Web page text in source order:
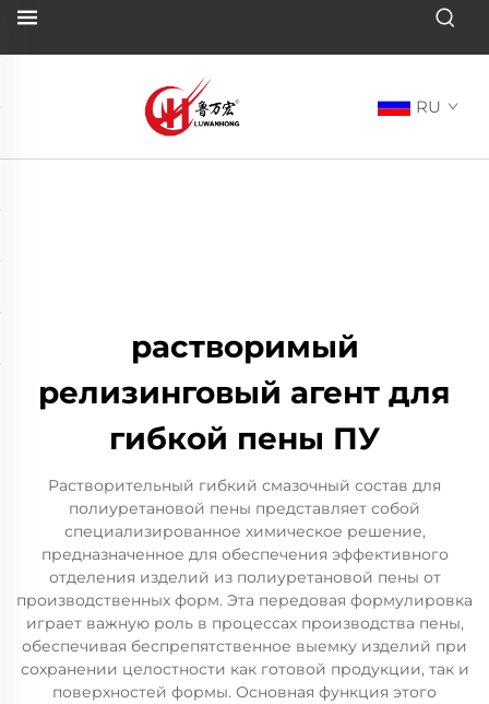
RU
растворимый
релизинговый агент для
гибкой пены ПУ
Растворительный гибкий смазочный состав для
полиуретановой пены представляет собой
специализированное химическое решение,
предназначенное для обеспечения эффективного
отделения изделий из полиуретановой пены от
производственных форм. Эта передовая формулировка
играет важную роль в процессах производства пены,
обеспечивая беспрепятственное выемку изделий при
сохранении целостности как готовой продукции, так и
поверхностей формы. Основная функция этого